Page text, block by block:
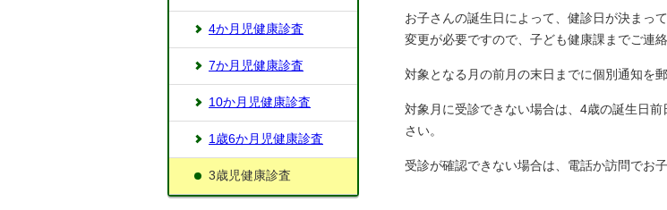
お子さんの誕生日によって、健診日が決まっ
変更が必要ですので、子ども健康課までご連絡
対象となる月の前月の末日までに個別通知を郵
対象月に受診できない場合は、4歳の誕生日
さい。
受診が確認できない場合は、電話か訪問でお
4か月児健康診査
7か月児健康診査
10か月児健康診査
1歳6か月児健康診査
3歳児健康診査